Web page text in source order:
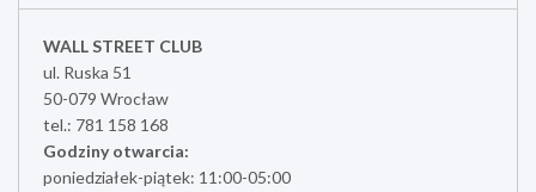
WALL STREET CLUB
ul. Ruska 51
50-079 Wrocław
tel.: 781 158 168
Godziny otwarcia:
poniedziałek-piątek: 11:00-05:00